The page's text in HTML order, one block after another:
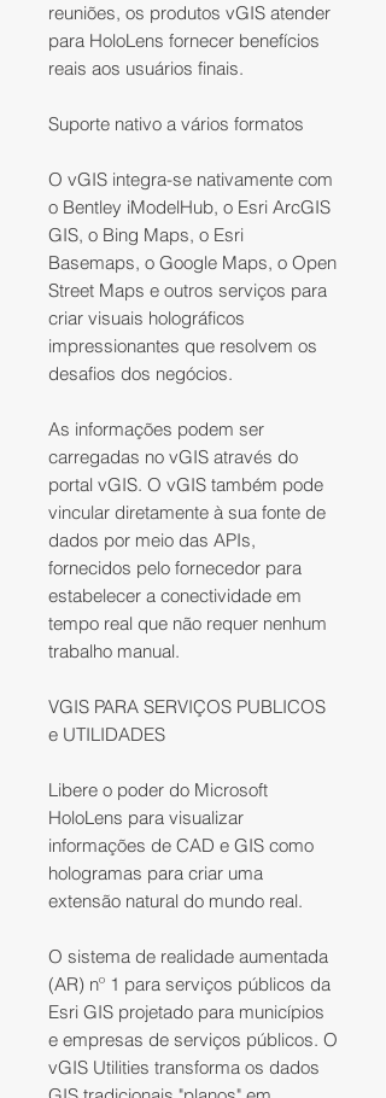
reuniões, os produtos vGIS atender
para HoloLens fornecer benefícios
reais aos usuários finais.
Suporte nativo a vários formatos
O vGIS integra-se nativamente com
o Bentley iModelHub, o Esri ArcGIS
GIS, o Bing Maps, o Esri
Basemaps, o Google Maps, o Open
Street Maps e outros serviços para
criar visuais holográficos
impressionantes que resolvem os
desafios dos negócios.
As informações podem ser
carregadas no vGIS através do
portal vGIS. O vGIS também pode
vincular diretamente à sua fonte de
dados por meio das APIs,
fornecidos pelo fornecedor para
estabelecer a conectividade em
tempo real que não requer nenhum
trabalho manual.
VGIS PARA SERVIÇOS PUBLICOS
e UTILIDADES
Libere o poder do Microsoft
HoloLens para visualizar
informações de CAD e GIS como
hologramas para criar uma
extensão natural do mundo real.
O sistema de realidade aumentada
(AR) nº 1 para serviços públicos da
Esri GIS projetado para municípios
e empresas de serviços públicos. O
vGIS Utilities transforma os dados